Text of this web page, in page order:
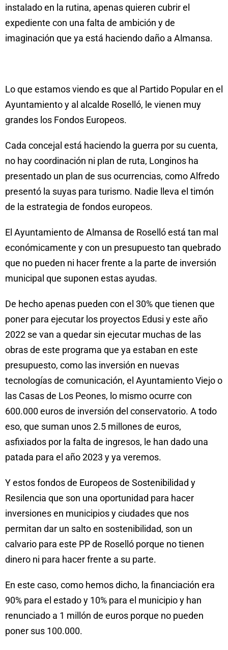
instalado en la rutina, apenas quieren cubrir el
expediente con una falta de ambición y de
imaginación que ya está haciendo daño a Almansa.
Lo que estamos viendo es que al Partido Popular en el
Ayuntamiento y al alcalde Roselló, le vienen muy
grandes los Fondos Europeos.
Cada concejal está haciendo la guerra por su cuenta,
no hay coordinación ni plan de ruta, Longinos ha
presentado un plan de sus ocurrencias, como Alfredo
presentó la suyas para turismo. Nadie lleva el timón
de la estrategia de fondos europeos.
El Ayuntamiento de Almansa de Roselló está tan mal
económicamente y con un presupuesto tan quebrado
que no pueden ni hacer frente a la parte de inversión
municipal que suponen estas ayudas.
De hecho apenas pueden con el 30% que tienen que
poner para ejecutar los proyectos Edusi y este año
2022 se van a quedar sin ejecutar muchas de las
obras de este programa que ya estaban en este
presupuesto, como las inversión en nuevas
tecnologías de comunicación, el Ayuntamiento Viejo o
las Casas de Los Peones, lo mismo ocurre con
600.000 euros de inversión del conservatorio. A todo
eso, que suman unos 2.5 millones de euros,
asfixiados por la falta de ingresos, le han dado una
patada para el año 2023 y ya veremos.
Y estos fondos de Europeos de Sostenibilidad y
Resilencia que son una oportunidad para hacer
inversiones en municipios y ciudades que nos
permitan dar un salto en sostenibilidad, son un
calvario para este PP de Roselló porque no tienen
dinero ni para hacer frente a su parte.
En este caso, como hemos dicho, la financiación era
90% para el estado y 10% para el municipio y han
renunciado a 1 millón de euros porque no pueden
poner sus 100.000.